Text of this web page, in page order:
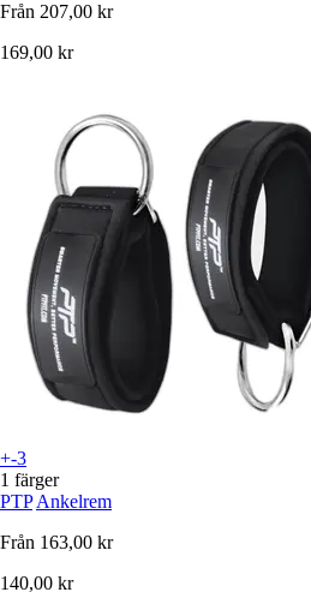
Från 207,00 kr
169,00 kr
+-3
1 färger
PTP Ankelrem
Från 163,00 kr
140,00 kr